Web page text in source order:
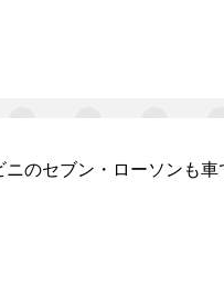
のセブン・ローソンも